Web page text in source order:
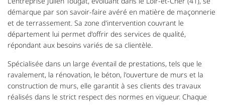
ACCUEIL
TERRASSEMENT
FAÏENCE
02 54 58 92
démarque par son savoir-faire avéré en matière de maçonnerie
et de terrassement. Sa zone d'intervention couvrant le
département lui permet d'offrir des services de qualité,
répondant aux besoins variés de sa clientèle.
Spécialisée dans un large éventail de prestations, tels que le
ravalement, la rénovation, le béton, l'ouverture de murs et la
construction de murs, elle garantit à ses clients des travaux
réalisés dans le strict respect des normes en vigueur. Chaque